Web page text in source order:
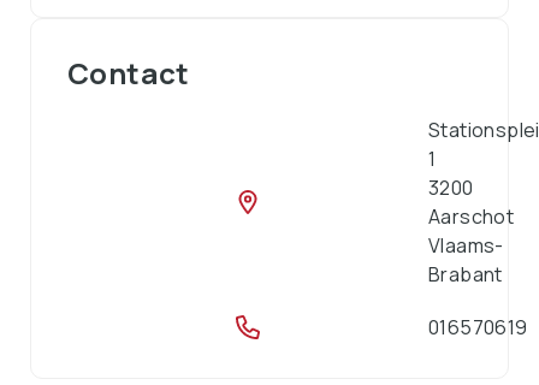
Contact
1
3200
Aarschot
Vlaams-
Brabant
016570619